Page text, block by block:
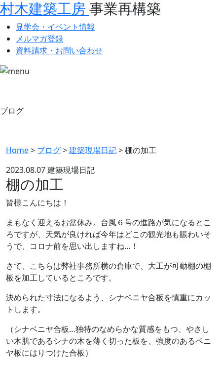
村木建築工房 事業再構築
見学会・イベント情報
メルマガ登録
資料請求・お問い合わせ
ブログ
Home> ブログ>建築現場日記>棚の加工
2023.08.07建築現場日記
棚の加工
皆様こんにちは！
まもなく迎えるお盆休み。台風６号の進路が気になるとこ
ろですが、天気が良ければ今年はどこの観光地も賑わいそ
うで、コロナ前を思い出しますね…！
さて、こちらは弊社事務所横の倉庫で、大工が可動棚の棚
板を加工しているところです。
決められた寸法になるよう、シナベニヤ合板を慎重にカッ
トします。
（シナベニヤ合板…独特のなめらかな質感をもつ、やさし
い木肌であるシナの木を薄く切った板を、強度のあるベニ
ヤ板にはりつけた合板）